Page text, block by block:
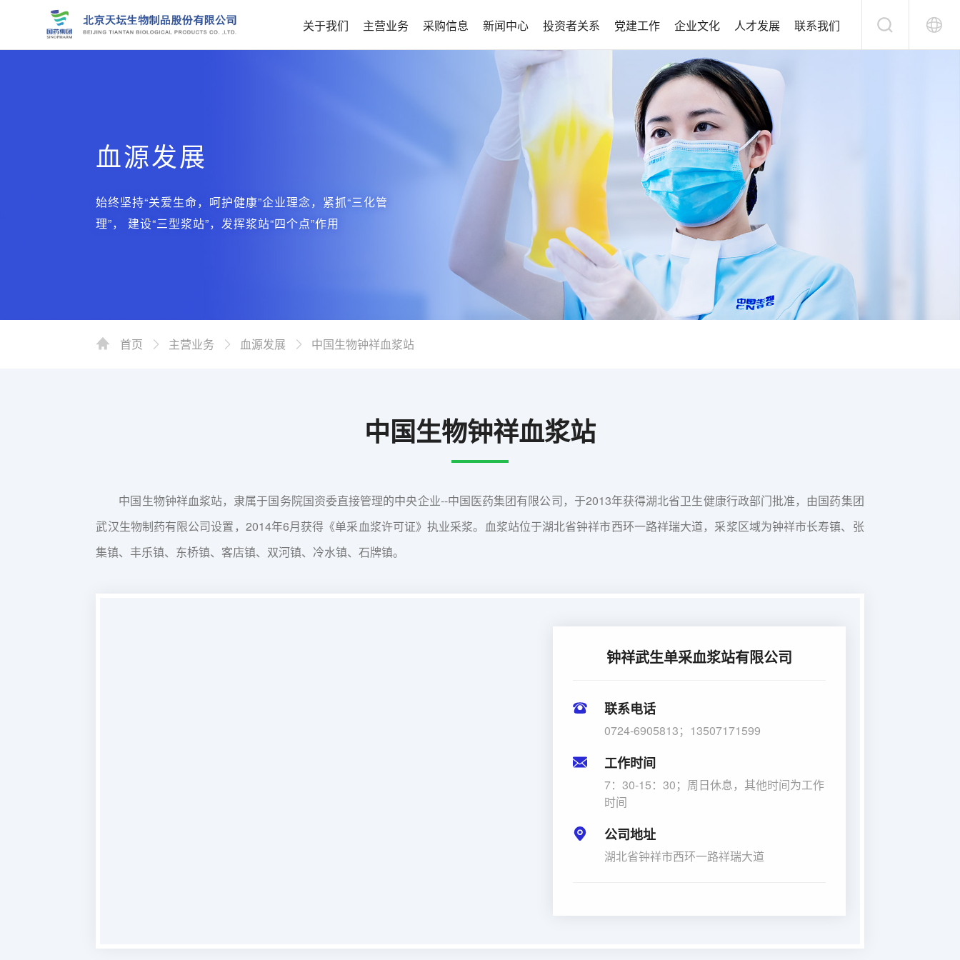
关于我们 主营业务 采购信息 新闻中心 投资者关系 党建工作 企业文化 人才发展 联系我们
血源发展
始终坚持“关爱生命，呵护健康”企业理念，紧抓“三化管
理”， 建设“三型浆站”，发挥浆站“四个点”作用
首页 主营业务 血源发展 中国生物钟祥血浆站
中国生物钟祥血浆站
中国生物钟祥血浆站，隶属于国务院国资委直接管理的中央企业--中国医药集团有限公司，于2013年获得湖北省卫生健康行政部门批准，由国药集团
武汉生物制药有限公司设置，2014年6月获得《单采血浆许可证》执业采浆。血浆站位于湖北省钟祥市西环一路祥瑞大道，采浆区域为钟祥市长寿镇、张
集镇、丰乐镇、东桥镇、客店镇、双河镇、冷水镇、石牌镇。
钟祥武生单采血浆站有限公司
联系电话
0724-6905813；13507171599
工作时间
7：30-15：30；周日休息，其他时间为工作
时间
公司地址
湖北省钟祥市西环一路祥瑞大道